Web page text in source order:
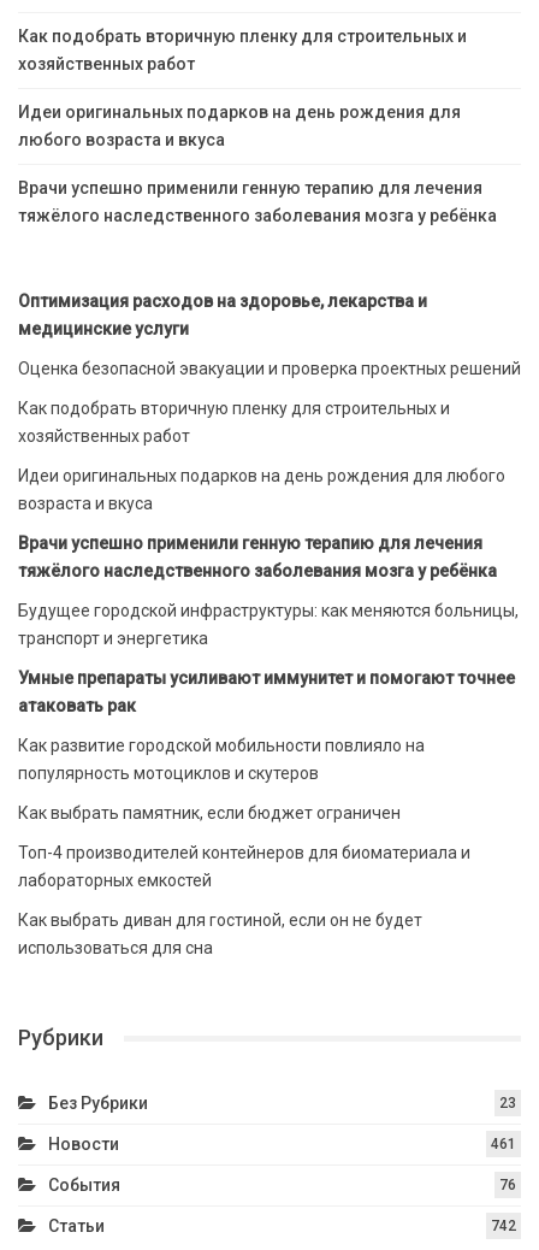
Как подобрать вторичную пленку для строительных и
хозяйственных работ
Идеи оригинальных подарков на день рождения для
любого возраста и вкуса
Врачи успешно применили генную терапию для лечения
тяжёлого наследственного заболевания мозга у ребёнка
Оптимизация расходов на здоровье, лекарства и
медицинские услуги
Оценка безопасной эвакуации и проверка проектных решений
Как подобрать вторичную пленку для строительных и
хозяйственных работ
Идеи оригинальных подарков на день рождения для любого
возраста и вкуса
Врачи успешно применили генную терапию для лечения
тяжёлого наследственного заболевания мозга у ребёнка
Будущее городской инфраструктуры: как меняются больницы,
транспорт и энергетика
Умные препараты усиливают иммунитет и помогают точнее
атаковать рак
Как развитие городской мобильности повлияло на
популярность мотоциклов и скутеров
Как выбрать памятник, если бюджет ограничен
Топ-4 производителей контейнеров для биоматериала и
лабораторных емкостей
Как выбрать диван для гостиной, если он не будет
использоваться для сна
Рубрики
Без Рубрики 23
Новости 461
События 76
Статьи 742